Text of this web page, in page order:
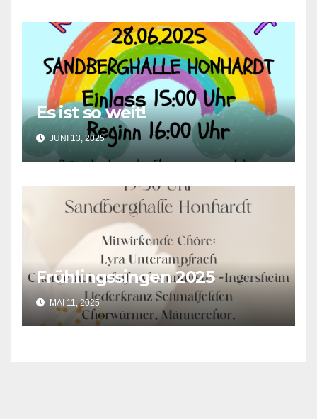
Es ist so weit!
JUNI 13, 2025
Frühlingssingen 2025
MAI 11, 2025